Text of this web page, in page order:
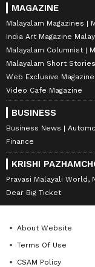
MAGAZINE
Malayalam Magazines
India Art Magazine
Malayalam Columnist
Malayalam Short Stories
Web Exclusive Magazine
Video Cafe Magazine
BUSINESS
Business News
Finance
KRISHI
Pravasi Malayali World,
Dear Big Ticket
About Website
Terms Of Use
CSAM Policy